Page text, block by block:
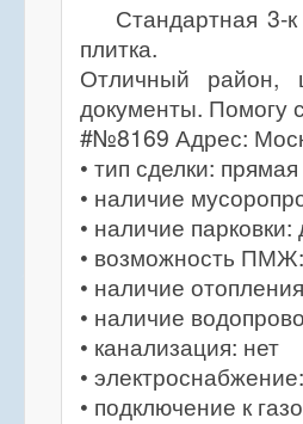
Стандартная 3-
плитка.
Отличный район,
документы. Помогу
#№8169 Адрес:
• тип сделки:
• наличие
• наличие парковки:
• возможность
• наличие
• наличие
• канализация: нет
•
• подключение к